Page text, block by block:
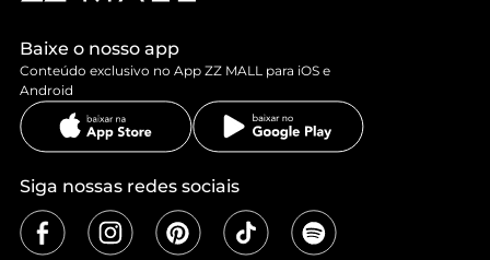
Baixe o nosso app
Conteúdo exclusivo no App ZZ MALL para iOS e
Android
Siga nossas redes sociais